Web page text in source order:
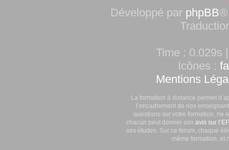
Développé par phpBB®
Time : 0.029s
Icônes :
Mentions
La formation à distance permet
l’encadrement de nos
questions sur votre formation, ne
chacun peut donner son avis sur
ses études. Sur ce forum, chaque
même formation, et